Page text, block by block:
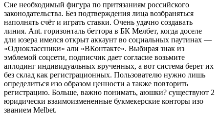
Сие необходимый фигура по притязаниям российского
законодательства. Без подтверждения лица возбраняться
наполнять счёт и играть ставки. Очень удачно создавать
линия. Ant. горизонталь беттора в БК Мелбет, когда доселе
дли юзера имелся открыт аккаунт во социальных паутинах —
«Одноклассники» али «ВКонтакте». Выбирая знак из
эмблемой соцсети, подписчик дает согласие возьмите
аплодинг индивидуальных врученных, а вот система берет их
без склад как регистрационных. Пользователю нужно лишь
определиться изо образом ценности а также повторить
регистрацию. Больше, важно понимать, аюшки? существуют 2
юридически взаимоизмененные букмекерские конторы изо
званием Melbet.